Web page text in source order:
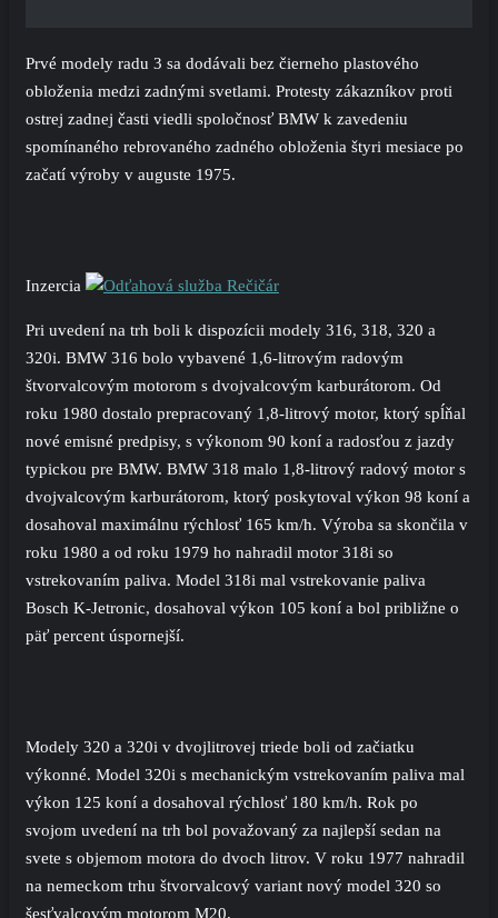
Prvé modely radu 3 sa dodávali bez čierneho plastového
obloženia medzi zadnými svetlami. Protesty zákazníkov proti
ostrej zadnej časti viedli spoločnosť BMW k zavedeniu
spomínaného rebrovaného zadného obloženia štyri mesiace po
začatí výroby v auguste 1975.
Inzercia
Pri uvedení na trh boli k dispozícii modely 316, 318, 320 a
320i. BMW 316 bolo vybavené 1,6-litrovým radovým
štvorvalcovým motorom s dvojvalcovým karburátorom. Od
roku 1980 dostalo prepracovaný 1,8-litrový motor, ktorý spĺňal
nové emisné predpisy, s výkonom 90 koní a radosťou z jazdy
typickou pre BMW. BMW 318 malo 1,8-litrový radový motor s
dvojvalcovým karburátorom, ktorý poskytoval výkon 98 koní a
dosahoval maximálnu rýchlosť 165 km/h. Výroba sa skončila v
roku 1980 a od roku 1979 ho nahradil motor 318i so
vstrekovaním paliva. Model 318i mal vstrekovanie paliva
Bosch K-Jetronic, dosahoval výkon 105 koní a bol približne o
päť percent úspornejší.
Modely 320 a 320i v dvojlitrovej triede boli od začiatku
výkonné. Model 320i s mechanickým vstrekovaním paliva mal
výkon 125 koní a dosahoval rýchlosť 180 km/h. Rok po
svojom uvedení na trh bol považovaný za najlepší sedan na
svete s objemom motora do dvoch litrov. V roku 1977 nahradil
na nemeckom trhu štvorvalcový variant nový model 320 so
šesťvalcovým motorom M20.